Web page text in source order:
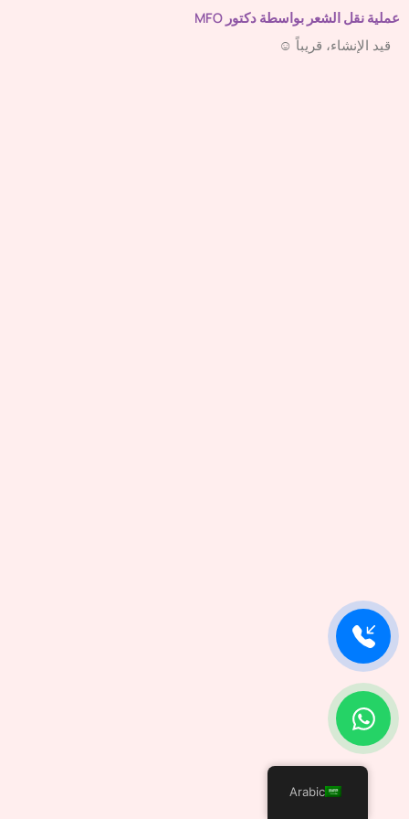
عملية نقل الشعر بواسطة دكتور MFO
قيد الإنشاء، قريباً ☺
Arabic